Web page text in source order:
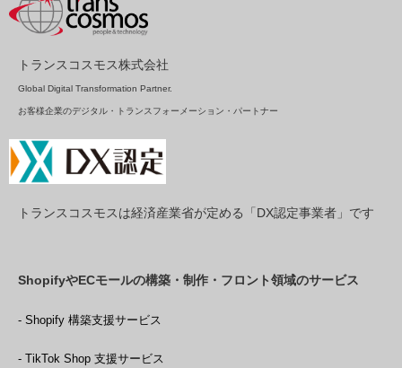
トランスコスモス株式会社
Global Digital Transformation Partner.
お客様企業のデジタル・トランスフォーメーション・パートナー
トランスコスモスは経済産業省が定める「DX認定事業者」です
ShopifyやECモールの構築・制作・フロント領域のサービス
- Shopify 構築支援サービス
- TikTok Shop 支援サービス